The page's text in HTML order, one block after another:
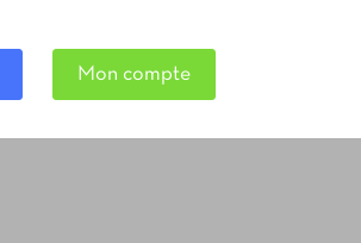
Mon compte